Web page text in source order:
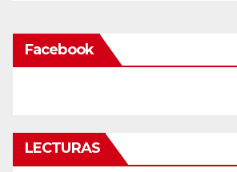
Facebook
LECTURAS